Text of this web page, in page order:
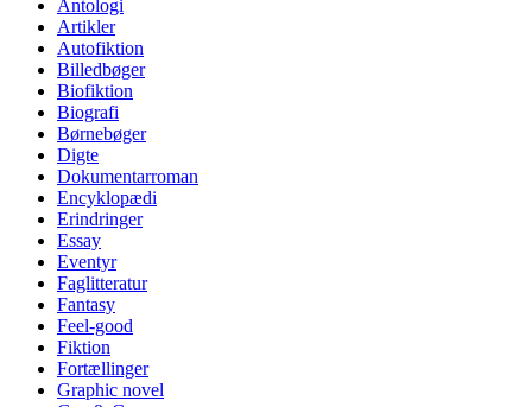
Antologi
Artikler
Autofiktion
Billedbøger
Biofiktion
Biografi
Børnebøger
Digte
Dokumentarroman
Encyklopædi
Erindringer
Essay
Eventyr
Faglitteratur
Fantasy
Feel-good
Fiktion
Fortællinger
Graphic novel